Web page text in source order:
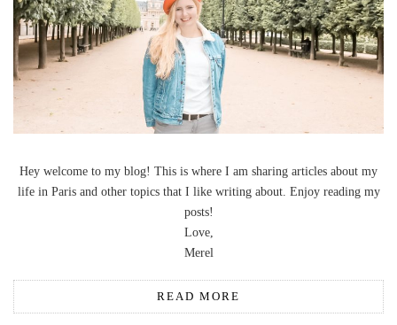
Hey welcome to my blog! This is where I am sharing articles about my
life in Paris and other topics that I like writing about. Enjoy reading my
posts!
Love,
Merel
READ MORE